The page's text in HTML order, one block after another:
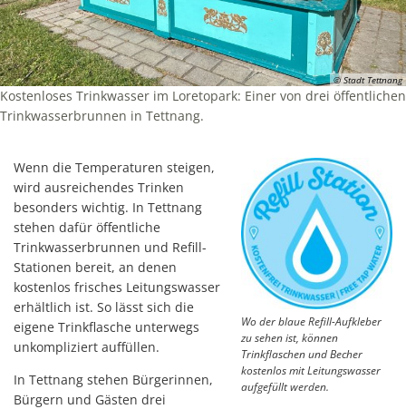
© Stadt Tettnang
Kostenloses Trinkwasser im Loretopark: Einer von drei öffentlichen
Trinkwasserbrunnen in Tettnang.
Wo der blaue Refill-Aufkleber
zu sehen ist, können
Trinkflaschen und Becher
kostenlos mit Leitungswasser
aufgefüllt werden.
Wenn die Temperaturen steigen,
wird ausreichendes Trinken
besonders wichtig. In Tettnang
stehen dafür öffentliche
Trinkwasserbrunnen und Refill-
Stationen bereit, an denen
kostenlos frisches Leitungswasser
erhältlich ist. So lässt sich die
eigene Trinkflasche unterwegs
unkompliziert auffüllen.
In Tettnang stehen Bürgerinnen,
Bürgern und Gästen drei